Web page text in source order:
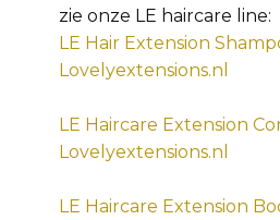
zie onze LE haircare line:
LE Hair Extension
Lovelyextensions.nl
LE Haircare Extension
Lovelyextensions.nl
LE Haircare Extension